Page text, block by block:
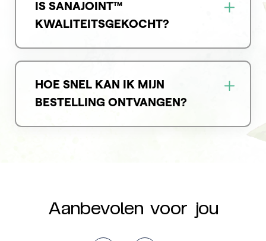
IS SANAJOINT™
KWALITEITSGEKOCHT?
HOE SNEL KAN IK MIJN
BESTELLING ONTVANGEN?
Aanbevolen voor jou